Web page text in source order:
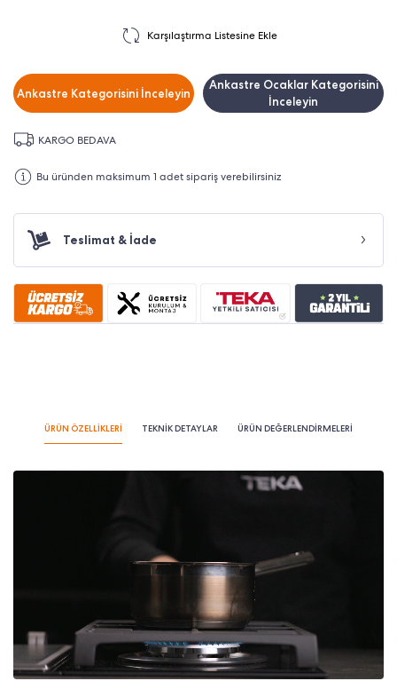
Karşılaştırma Listesine Ekle
Ankastre Kategorisini İnceleyin
Ankastre Ocaklar Kategorisini
İnceleyin
KARGO BEDAVA
Bu üründen maksimum 1 adet sipariş verebilirsiniz
Teslimat & İade
ÜRÜN ÖZELLİKLERİ TEKNİK DETAYLAR ÜRÜN DEĞERLENDİRMELERİ